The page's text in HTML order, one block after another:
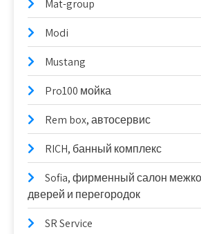
Mat-group
Modi
Mustang
Pro100 мойка
Rem box, автосервис
RICH, банный комплекс
Sofia, фирменный салон
дверей и перегородок
SR Service